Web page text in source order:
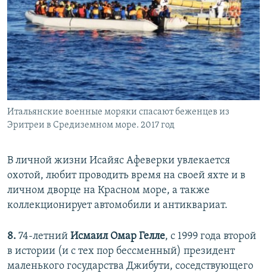
Итальянские военные моряки спасают беженцев из
Эритреи в Средиземном море. 2017 год
В личной жизни Исайяс Афеверки увлекается
охотой, любит проводить время на своей яхте и в
личном дворце на Красном море, а также
коллекционирует автомобили и антиквариат.
8. 74-летний Исмаил Омар Гелле, с 1999 года второй
в истории (и с тех пор бессменный) президент
маленького государства Джибути, соседствующего